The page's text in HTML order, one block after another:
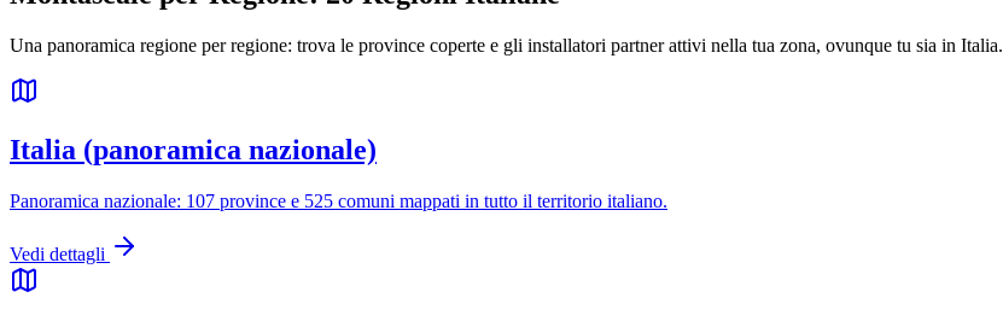
Una panoramica regione per regione: trova le province coperte e gli installatori partner attivi nella tua zona, ovunque tu sia in Italia.
Italia (panoramica nazionale)
Panoramica nazionale: 107 province e 525 comuni mappati in tutto il territorio italiano.
Vedi dettagli